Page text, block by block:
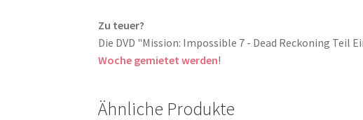
Zu teuer?
Die DVD "Mission: Impossible 7 - Dead Reckoning Teil
Woche gemietet werden!
Ähnliche Produkte